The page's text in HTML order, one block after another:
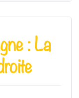
: La